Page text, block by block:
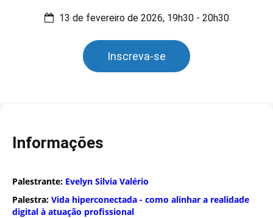
13 de fevereiro de 2026, 19h30 - 20h30
Inscreva-se
Informações
Palestrante: Evelyn Silvia Valério
Palestra: Vida hiperconectada - como alinhar a realidade
digital à atuação profissional